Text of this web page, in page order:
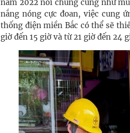
năm 2022 nói chung cũng như
nắng nóng cực đoan, việc cung
thống điện miền Bắc có thể sẽ
giờ đến 15 giờ và từ 21 giờ đến 24